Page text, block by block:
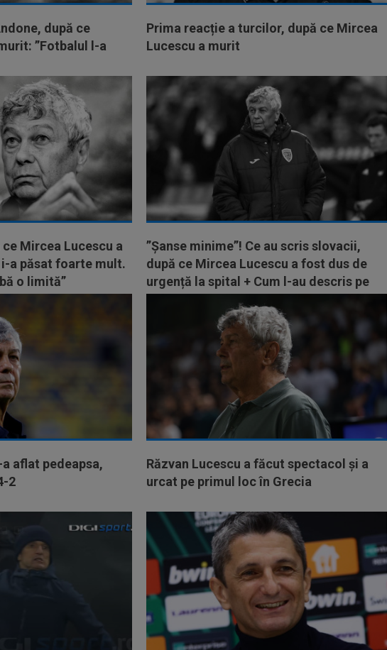
după ce
”Fotbalul l-a
Prima reacție a turcilor, după ce Mircea
Lucescu a murit
Mircea Lucescu a
i-a păsat foarte mult.
o limită”
”Șanse minime”! Ce au scris slovacii,
după ce Mircea Lucescu a fost dus de
urgență la spital + Cum l-au descris pe
aflat pedeapsa,
2
Răzvan Lucescu a făcut spectacol și a
urcat pe primul loc în Grecia